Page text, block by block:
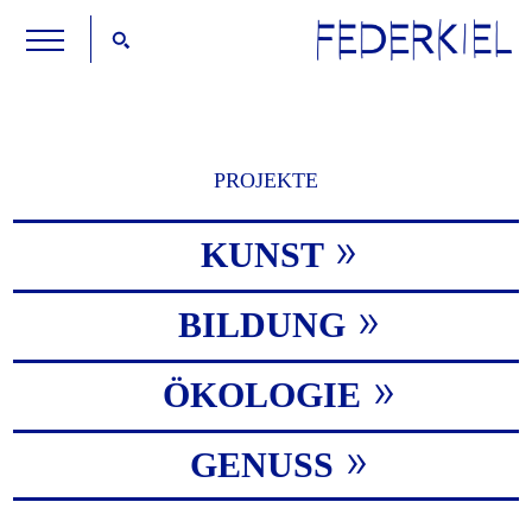
PROJEKTE
KUNST
BILDUNG
ÖKOLOGIE
GENUSS